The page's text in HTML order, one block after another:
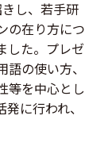
し、若手研
の在り方につ
した。プレゼ
の使い方、
等を中心とし
に行われ、